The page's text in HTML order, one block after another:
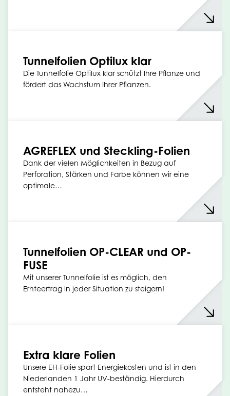
Tunnelfolien Optilux klar
Die Tunnelfolie Optilux klar schützt Ihre Pflanze und
fördert das Wachstum Ihrer Pflanzen.
AGREFLEX und Steckling-Folien
Dank der vielen Möglichkeiten in Bezug auf
Perforation, Stärken und Farbe können wir eine
optimale…
Tunnelfolien OP-CLEAR und OP-
FUSE
Mit unserer Tunnelfolie ist es möglich, den
Ernteertrag in jeder Situation zu steigern!
Extra klare Folien
Unsere EH-Folie spart Energiekosten und ist in den
Niederlanden 1 Jahr UV-beständig. Hierdurch
entsteht nahezu…